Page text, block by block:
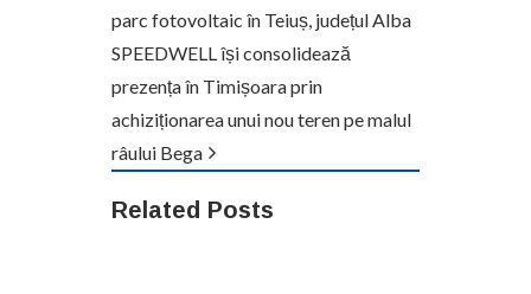
parc fotovoltaic în Teiuș, județul Alba
SPEEDWELL își consolidează
prezența în Timișoara prin
achiziționarea unui nou teren pe malul
râului Bega
Related Posts